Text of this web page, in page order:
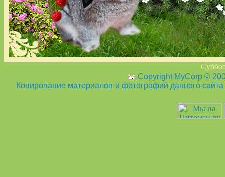
Copyright MyCorp ©
Копирование материалов и фотографий данного